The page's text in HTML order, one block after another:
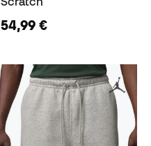
54,99 €